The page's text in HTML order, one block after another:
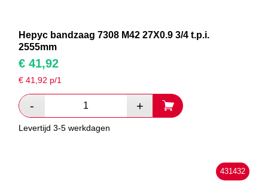
Hepyc bandzaag 7308 M42 27X0.9 3/4 t.p.i.
2555mm
€ 41,92
€41,92 p/1
Levertijd 3-5 werkdagen
431432